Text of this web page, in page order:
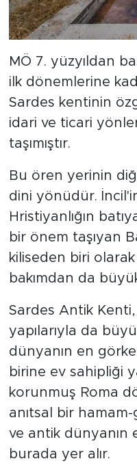
MÖ 7. yüzyıldan
ilk dönemlerine
Sardes kentinin
idari ve ticari
taşımıştır.
Bu ören yerinin
dini yönüdür.
Hristiyanlığın
bir önem taşıyan
kiliseden biri
bakımdan da
Sardes Antik
yapılarıyla da
dünyanın en
birine ev sahipliği
korunmuş Roma
anıtsal bir
ve antik dünyanın
burada yer alır.